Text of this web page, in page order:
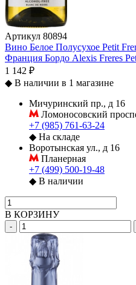
Артикул 80894
Вино Белое Полусухое Petit
Франция Бордо Alexis Freres
1 142 ₽
◆ В наличии в 1 магазине
Мичуринский пр., д 16
Ломоносовский
+7 (985) 761-63-24
◆ На складе
Воротынская ул., д 16
Планерная
+7 (499) 500-19-48
◆ В наличии
В КОРЗИНУ
-